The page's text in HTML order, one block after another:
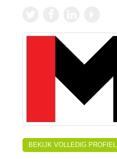
BEKIJK VOLLEDIG PROFIEL